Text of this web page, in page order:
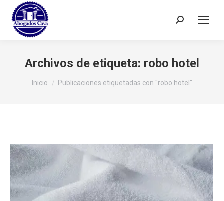
Buscar:
Archivos de etiqueta: robo hotel
Estás aquí:
Inicio Publicaciones etiquetadas con "robo hotel"